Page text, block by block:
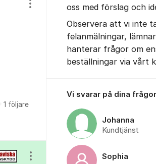
Visa/dölj inställningar för inlägg/
1 följare
Visa/dölj inställningar för inlägg/
oss med förslag och
Observera att vi inte
felanmälningar,
hanterar frågor om
beställningar via vårt
Vi svarar på dina frågor
Johanna
Kundtjänst
Sophia